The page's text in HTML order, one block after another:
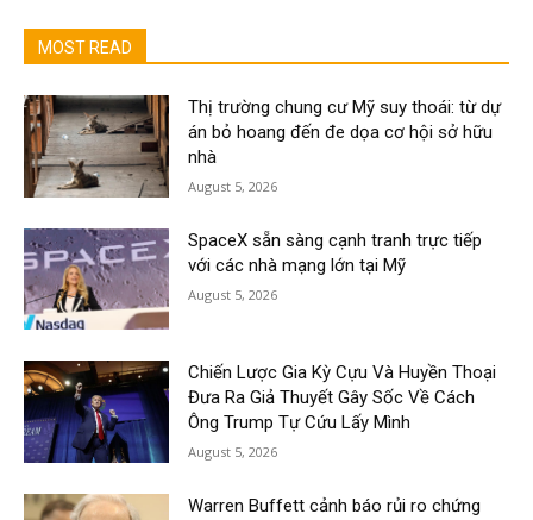
MOST READ
Thị trường chung cư Mỹ suy thoái: từ dự
án bỏ hoang đến đe dọa cơ hội sở hữu
nhà
August 5, 2026
SpaceX sẵn sàng cạnh tranh trực tiếp
với các nhà mạng lớn tại Mỹ
August 5, 2026
Chiến Lược Gia Kỳ Cựu Và Huyền Thoại
Đưa Ra Giả Thuyết Gây Sốc Về Cách
Ông Trump Tự Cứu Lấy Mình
August 5, 2026
Warren Buffett cảnh báo rủi ro chứng